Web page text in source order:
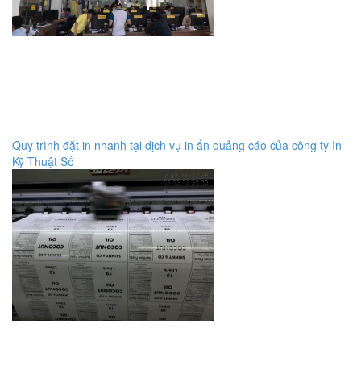
Quy trình đặt in nhanh tại dịch vụ in ấn quảng cáo của công ty In
Kỹ Thuật Số